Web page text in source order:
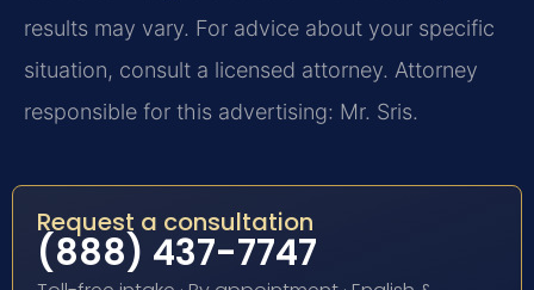
results may vary. For advice about your specific
situation, consult a licensed attorney. Attorney
responsible for this advertising: Mr. Sris.
Request a consultation
(888) 437-7747